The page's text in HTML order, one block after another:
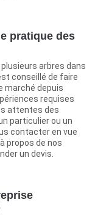
pratique des
plusieurs arbres dans
conseillé de faire
marché depuis
requises
attentes des
particulier ou un
contacter en vue
propos de nos
un devis.